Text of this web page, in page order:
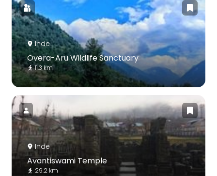
Inde
Overa-Aru Wildlife Sanctuary
11.3 km
Inde
Avantiswami Temple
29.2 km